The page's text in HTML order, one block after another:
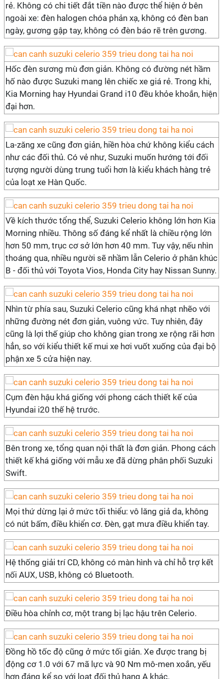
rẻ. Không có chi tiết đắt tiền nào được thể hiện ở bên
ngoài xe: đèn halogen chóa phản xạ, không có đèn ban
ngày, gương gập tay, không có đèn báo rẽ trên gương.
Hốc đèn sương mù đơn giản. Không có đường nét hầm
hố nào được Suzuki mang lên chiếc xe giá rẻ. Trong khi,
Kia Morning hay Hyundai Grand i10 đều khỏe khoắn, hiện
đại hơn.
La-zăng xe cũng đơn giản, hiền hòa chứ không kiểu cách
như các đối thủ. Có vẻ như, Suzuki muốn hướng tới đối
tượng người dùng trung tuổi hơn là kiểu khách hàng trẻ
của loạt xe Hàn Quốc.
Về kích thước tổng thể, Suzuki Celerio không lớn hơn Kia
Morning nhiều. Thông số đáng kể nhất là chiều rộng lớn
hơn 50 mm, trục cơ sở lớn hơn 40 mm. Tuy vậy, nếu nhìn
thoáng qua, nhiều người sẽ nhầm lẫn Celerio ở phân khúc
B - đối thủ với Toyota Vios, Honda City hay Nissan Sunny.
Nhìn từ phía sau, Suzuki Celerio cũng khá nhạt nhẽo với
những đường nét đơn giản, vuông vức. Tuy nhiên, đây
cũng là lợi thế giúp cho không gian trong xe rộng rãi hơn
hẳn, so với kiểu thiết kế mui xe hơi vuốt xuống của đại bộ
phận xe 5 cửa hiện nay.
Cụm đèn hậu khá giống với phong cách thiết kế của
Hyundai i20 thế hệ trước.
Bên trong xe, tổng quan nội thất là đơn giản. Phong cách
thiết kế khá giống với mẫu xe đã dừng phân phối Suzuki
Swift.
Mọi thứ dừng lại ở mức tối thiểu: vô lăng giả da, không
có nút bấm, điều khiển cơ. Đèn, gạt mưa điều khiển tay.
Hệ thống giải trí CD, không có màn hình và chỉ hỗ trợ kết
nối AUX, USB, không có Bluetooth.
Điều hòa chỉnh cơ, một trang bị lạc hậu trên Celerio.
Đồng hồ tốc độ cũng ở mức tối giản. Xe được trang bị
động cơ 1.0 với 67 mã lực và 90 Nm mô-men xoắn, yếu
hơn đáng kể so với loạt đối thủ hạng A khác.